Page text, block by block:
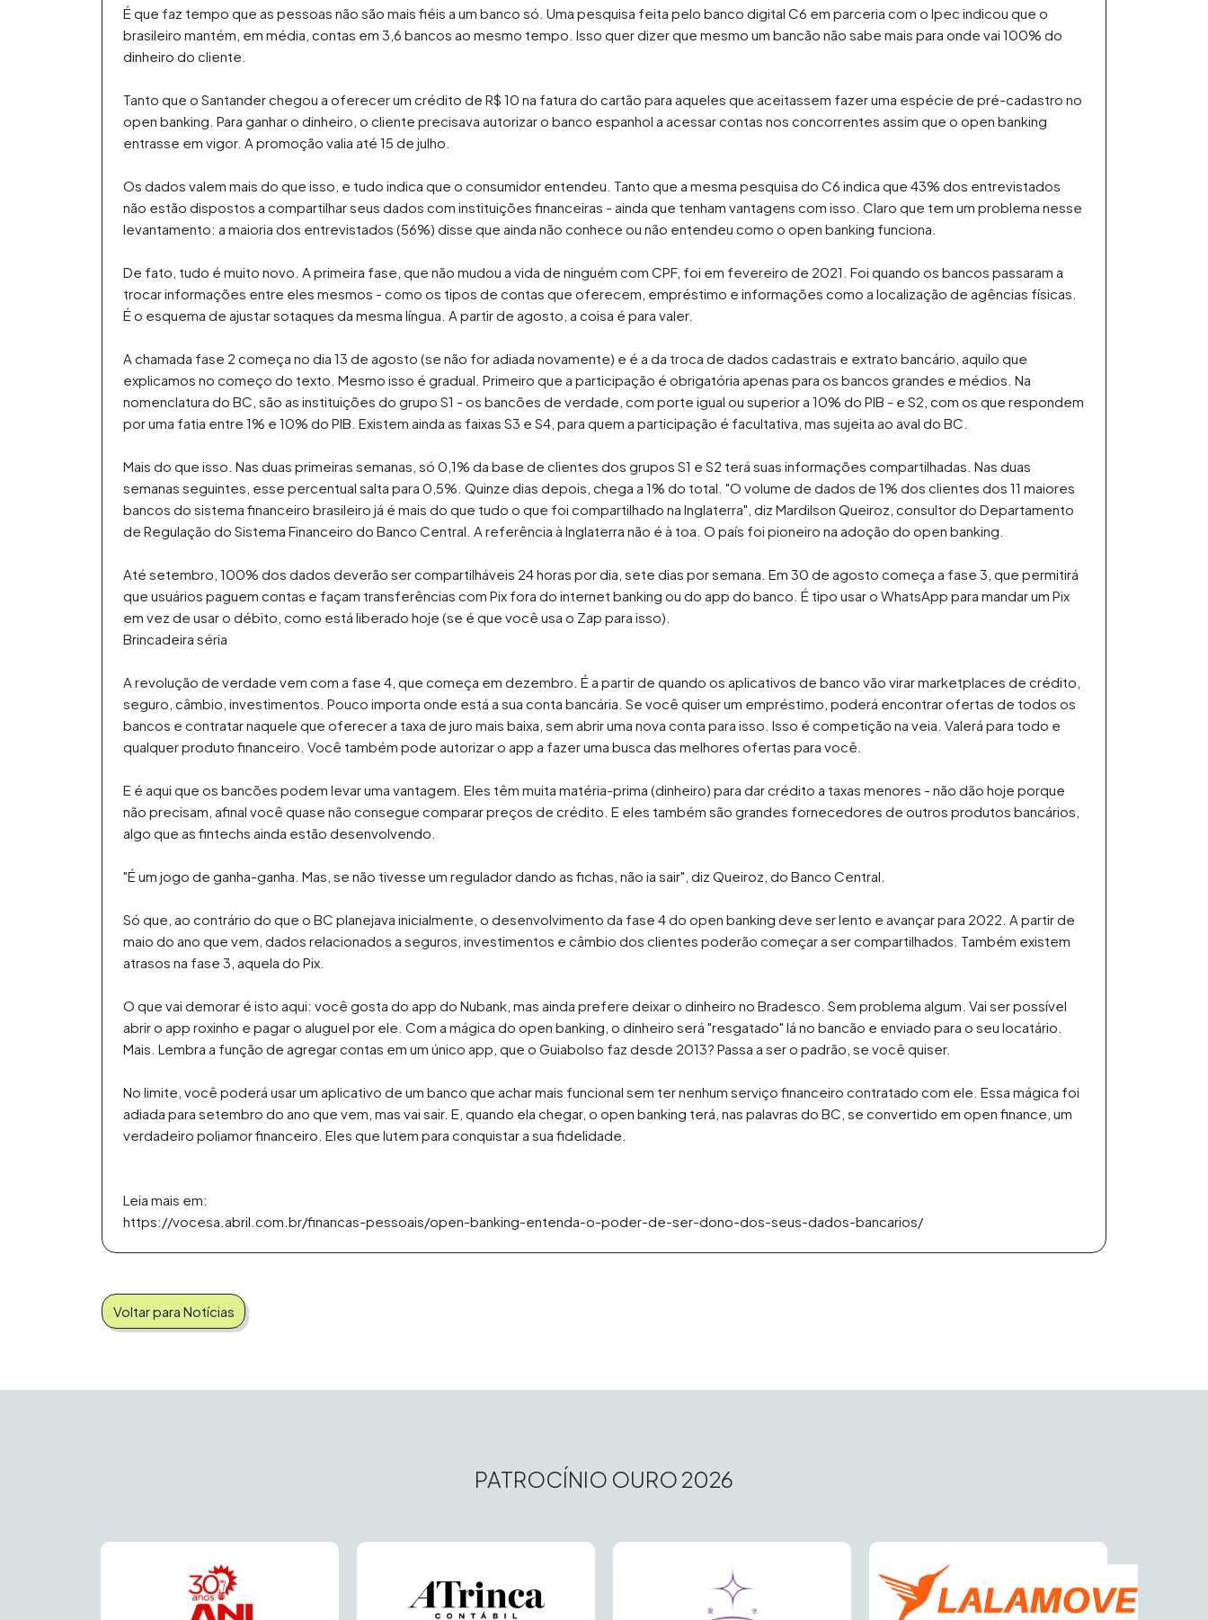
É que faz tempo que as pessoas não são mais fiéis a um banco só. Uma pesquisa feita pelo banco digital C6 em parceria com o Ipec indicou que o
brasileiro mantém, em média, contas em 3,6 bancos ao mesmo tempo. Isso quer dizer que mesmo um bancão não sabe mais para onde vai 100% do
dinheiro do cliente.
Tanto que o Santander chegou a oferecer um crédito de R$ 10 na fatura do cartão para aqueles que aceitassem fazer uma espécie de pré-cadastro no
open banking. Para ganhar o dinheiro, o cliente precisava autorizar o banco espanhol a acessar contas nos concorrentes assim que o open banking
entrasse em vigor. A promoção valia até 15 de julho.
Os dados valem mais do que isso, e tudo indica que o consumidor entendeu. Tanto que a mesma pesquisa do C6 indica que 43% dos entrevistados
não estão dispostos a compartilhar seus dados com instituições financeiras - ainda que tenham vantagens com isso. Claro que tem um problema nesse
levantamento: a maioria dos entrevistados (56%) disse que ainda não conhece ou não entendeu como o open banking funciona.
De fato, tudo é muito novo. A primeira fase, que não mudou a vida de ninguém com CPF, foi em fevereiro de 2021. Foi quando os bancos passaram a
trocar informações entre eles mesmos - como os tipos de contas que oferecem, empréstimo e informações como a localização de agências físicas.
É o esquema de ajustar sotaques da mesma língua. A partir de agosto, a coisa é para valer.
A chamada fase 2 começa no dia 13 de agosto (se não for adiada novamente) e é a da troca de dados cadastrais e extrato bancário, aquilo que
explicamos no começo do texto. Mesmo isso é gradual. Primeiro que a participação é obrigatória apenas para os bancos grandes e médios. Na
nomenclatura do BC, são as instituições do grupo S1 - os bancões de verdade, com porte igual ou superior a 10% do PIB - e S2, com os que respondem
por uma fatia entre 1% e 10% do PIB. Existem ainda as faixas S3 e S4, para quem a participação é facultativa, mas sujeita ao aval do BC.
Mais do que isso. Nas duas primeiras semanas, só 0,1% da base de clientes dos grupos S1 e S2 terá suas informações compartilhadas. Nas duas
semanas seguintes, esse percentual salta para 0,5%. Quinze dias depois, chega a 1% do total. "O volume de dados de 1% dos clientes dos 11 maiores
bancos do sistema financeiro brasileiro já é mais do que tudo o que foi compartilhado na Inglaterra", diz Mardilson Queiroz, consultor do Departamento
de Regulação do Sistema Financeiro do Banco Central. A referência à Inglaterra não é à toa. O país foi pioneiro na adoção do open banking.
Até setembro, 100% dos dados deverão ser compartilháveis 24 horas por dia, sete dias por semana. Em 30 de agosto começa a fase 3, que permitirá
que usuários paguem contas e façam transferências com Pix fora do internet banking ou do app do banco. É tipo usar o WhatsApp para mandar um Pix
em vez de usar o débito, como está liberado hoje (se é que você usa o Zap para isso).
Brincadeira séria
A revolução de verdade vem com a fase 4, que começa em dezembro. É a partir de quando os aplicativos de banco vão virar marketplaces de crédito,
seguro, câmbio, investimentos. Pouco importa onde está a sua conta bancária. Se você quiser um empréstimo, poderá encontrar ofertas de todos os
bancos e contratar naquele que oferecer a taxa de juro mais baixa, sem abrir uma nova conta para isso. Isso é competição na veia. Valerá para todo e
qualquer produto financeiro. Você também pode autorizar o app a fazer uma busca das melhores ofertas para você.
E é aqui que os bancões podem levar uma vantagem. Eles têm muita matéria-prima (dinheiro) para dar crédito a taxas menores - não dão hoje porque
não precisam, afinal você quase não consegue comparar preços de crédito. E eles também são grandes fornecedores de outros produtos bancários,
algo que as fintechs ainda estão desenvolvendo.
"É um jogo de ganha-ganha. Mas, se não tivesse um regulador dando as fichas, não ia sair", diz Queiroz, do Banco Central.
Só que, ao contrário do que o BC planejava inicialmente, o desenvolvimento da fase 4 do open banking deve ser lento e avançar para 2022. A partir de
maio do ano que vem, dados relacionados a seguros, investimentos e câmbio dos clientes poderão começar a ser compartilhados. Também existem
atrasos na fase 3, aquela do Pix.
O que vai demorar é isto aqui: você gosta do app do Nubank, mas ainda prefere deixar o dinheiro no Bradesco. Sem problema algum. Vai ser possível
abrir o app roxinho e pagar o aluguel por ele. Com a mágica do open banking, o dinheiro será "resgatado" lá no bancão e enviado para o seu locatário.
Mais. Lembra a função de agregar contas em um único app, que o Guiabolso faz desde 2013? Passa a ser o padrão, se você quiser.
No limite, você poderá usar um aplicativo de um banco que achar mais funcional sem ter nenhum serviço financeiro contratado com ele. Essa mágica foi
adiada para setembro do ano que vem, mas vai sair. E, quando ela chegar, o open banking terá, nas palavras do BC, se convertido em open finance, um
verdadeiro poliamor financeiro. Eles que lutem para conquistar a sua fidelidade.
Leia mais em:
https://vocesa.abril.com.br/financas-pessoais/open-banking-entenda-o-poder-de-ser-dono-dos-seus-dados-bancarios/
Voltar para Notícias
PATROCÍNIO OURO 2026